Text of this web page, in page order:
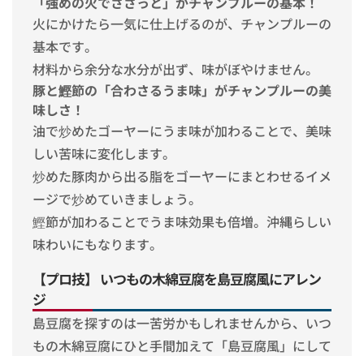
火にかけたら一気に仕上げるのが、チャンプルーの
基本です。
材料から余分な水分が出ず、味がぼやけません。
豚と鰹節の「合わさるうま味」がチャンプルーの美
味しさ！
油で炒めたゴーヤーにうま味が加わることで、美味
しい苦味に変化します。
炒めた豚肉から出る脂をゴーヤーにまとわせるイメ
ージで炒めていきましょう。
鰹節が加わることでうま味効果も倍増。沖縄らしい
味わいにもなります。
【プロ技】 いつもの木綿豆腐を島豆腐風にアレン
ジ
島豆腐を探すのは一苦労かもしれませんから、いつ
もの木綿豆腐にひと手間加えて「島豆腐風」にして